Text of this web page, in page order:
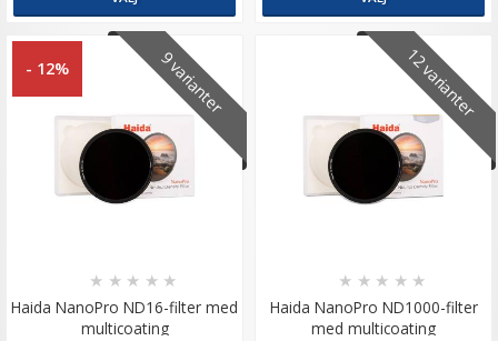
9 varianter
- 12%
Haida NanoPro ND16-filter med
multicoating
★ ★ ★ ★ ★
12 varianter
Haida NanoPro ND1000-filter
med multicoating
★ ★ ★ ★ ★